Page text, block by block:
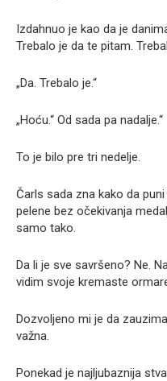
Izdahnuo je kao da je
Trebalo je da te pitam.
„Da. Trebalo je.“
„Hoću.“ Od sada pa nadalje.“
To je bilo pre tri nedelje.
Čarls sada zna kako da
pelene bez očekivanja
samo tako.
Da li je sve savršeno? Ne.
vidim svoje kremaste
Dozvoljeno mi je da
važna.
Ponekad je najljubaznija